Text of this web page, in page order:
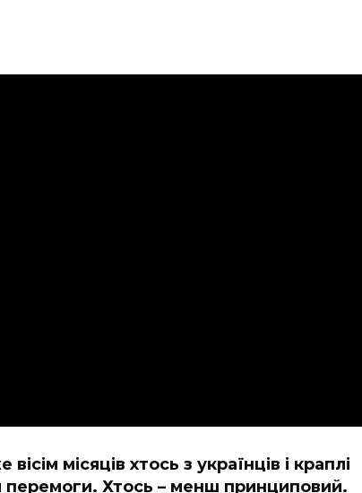
місяців хтось з українців і краплі
перемоги. Хтось – менш принциповий.